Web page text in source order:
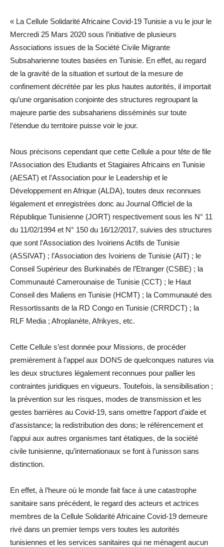
« La Cellule Solidarité Africaine Covid-19 Tunisie a vu le jour le
Mercredi 25 Mars 2020 sous l’initiative de plusieurs
Associations issues de la Société Civile Migrante
Subsaharienne toutes basées en Tunisie. En effet, au regard
de la gravité de la situation et surtout de la mesure de
confinement décrétée par les plus hautes autorités, il importait
qu’une organisation conjointe des structures regroupant la
majeure partie des subsahariens disséminés sur toute
l’étendue du territoire puisse voir le jour.
Nous précisons cependant que cette Cellule a pour tête de file
l’Association des Etudiants et Stagiaires Africains en Tunisie
(AESAT) et l’Association pour le Leadership et le
Développement en Afrique (ALDA), toutes deux reconnues
légalement et enregistrées donc au Journal Officiel de la
République Tunisienne (JORT) respectivement sous les N° 11
du 11/02/1994 et N° 150 du 16/12/2017, suivies des structures
que sont l’Association des Ivoiriens Actifs de Tunisie
(ASSIVAT) ; l’Association des Ivoiriens de Tunisie (AIT) ; le
Conseil Supérieur des Burkinabés de l’Etranger (CSBE) ; la
Communauté Camerounaise de Tunisie (CCT) ; le Haut
Conseil des Maliens en Tunisie (HCMT) ; la Communauté des
Ressortissants de la RD Congo en Tunisie (CRRDCT) ; la
RLF Media ; Afroplanète, Afrikyes, etc.
Cette Cellule s’est donnée pour Missions, de procéder
premièrement à l’appel aux DONS de quelconques natures via
les deux structures légalement reconnues pour pallier les
contraintes juridiques en vigueurs. Toutefois, la sensibilisation ;
la prévention sur les risques, modes de transmission et les
gestes barrières au Covid-19, sans omettre l’apport d’aide et
d’assistance; la redistribution des dons; le référencement et
l’appui aux autres organismes tant étatiques, de la société
civile tunisienne, qu’internationaux se font à l’unisson sans
distinction.
En effet, à l’heure où le monde fait face à une catastrophe
sanitaire sans précédent, le regard des acteurs et actrices
membres de la Cellule Solidarité Africaine Covid-19 demeure
rivé dans un premier temps vers toutes les autorités
tunisiennes et les services sanitaires qui ne ménagent aucun